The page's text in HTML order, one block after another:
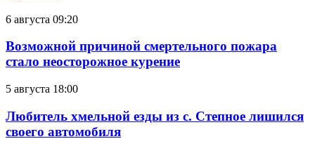
6 августа 09:20
Возможной причиной смертельного пожара
стало неосторожное курение
5 августа 18:00
Любитель хмельной езды из с. Степное лишился
своего автомобиля